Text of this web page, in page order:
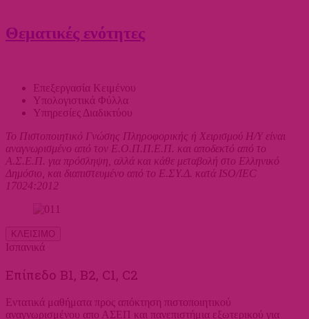
Θεματικές ενότητες
Επεξεργασία Κειμένου
Υπολογιστικά Φύλλα
Υπηρεσίες Διαδικτύου
Το Πιστοποιητικό Γνώσης Πληροφορικής ή Χειρισμού Η/Υ είναι
αναγνωρισμένο από τον Ε.Ο.Π.Π.Ε.Π. και αποδεκτό από το
Α.Σ.Ε.Π. για πρόσληψη, αλλά και κάθε μεταβολή στο Ελληνικό
Δημόσιο, και διαπιστευμένο από το Ε.ΣΥ.Δ. κατά ISO/IEC
17024:2012
ΚΛΕΙΣΙΜΟ
Ισπανικά
Επίπεδο Β1, Β2, C1, C2
Εντατικά μαθήματα προς απόκτηση πιστοποιητικού
αναγνωρισμένου απο ΑΣΕΠ και πανεπιστήμια εξωτερικού για